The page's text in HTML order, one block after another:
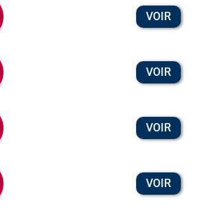
VOIR
VOIR
VOIR
VOIR